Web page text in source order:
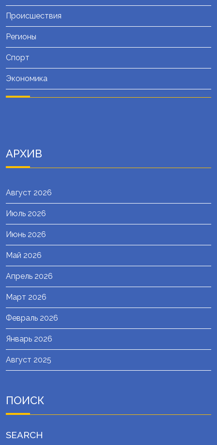
Происшествия
Регионы
Спорт
Экономика
АРХИВ
Август 2026
Июль 2026
Июнь 2026
Май 2026
Апрель 2026
Март 2026
Февраль 2026
Январь 2026
Август 2025
ПОИСК
SEARCH